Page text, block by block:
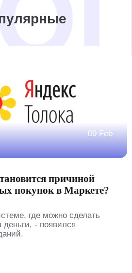
09 Feb
причиной
покупок в Маркете?
где можно сделать
- появился